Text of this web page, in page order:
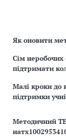
Як оновити
Сім
підтримати
Малі кроки до
підтримки
Методичний